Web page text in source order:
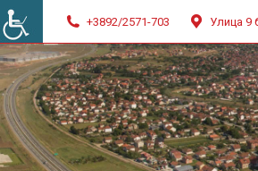
+3892/2571-703 Улица 9